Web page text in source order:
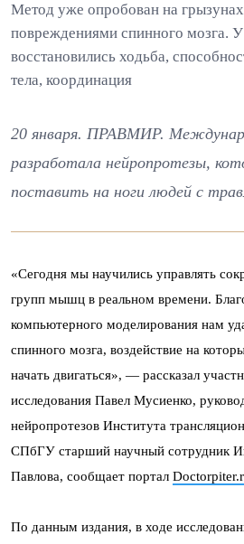
Метод уже опробован на
повреждениями спинного мозга.
восстановились ходьба,
тела, координация
20 января. ПРАВМИР.
разработала нейропротезы,
поставить на ноги людей с
«Сегодня мы научились управлять
групп мышц в реальном времени.
компьютерного моделирования нам
спинного мозга, воздействие на
начать двигаться», — рассказал
исследования Павел Мусиенко,
нейропротезов Института
СПбГУ старший научный сотрудник
Павлова, сообщает портал
По данным издания, в ходе